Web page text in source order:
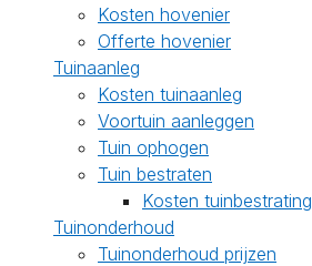
Kosten hovenier
Offerte hovenier
Tuinaanleg
Kosten tuinaanleg
Voortuin aanleggen
Tuin ophogen
Tuin bestraten
Kosten tuinbestrating
Tuinonderhoud
Tuinonderhoud prijzen